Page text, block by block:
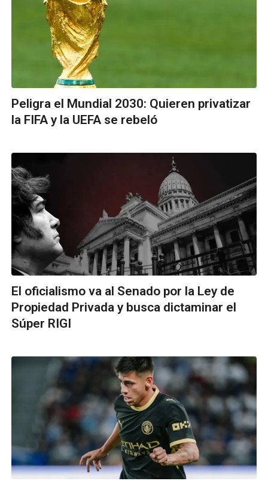
Peligra el Mundial 2030: Quieren privatizar
la FIFA y la UEFA se rebeló
El oficialismo va al Senado por la Ley de
Propiedad Privada y busca dictaminar el
Súper RIGI